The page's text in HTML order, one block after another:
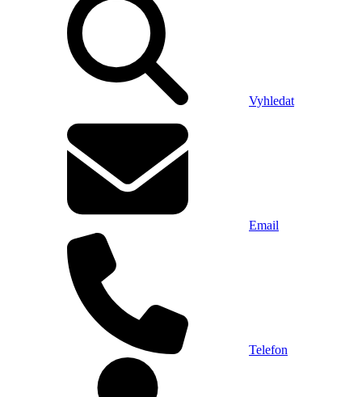
Vyhledat
Email
Telefon